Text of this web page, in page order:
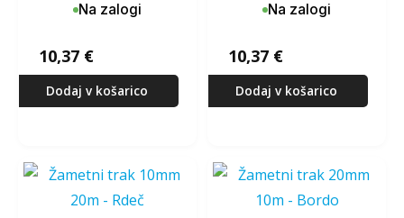
Na zalogi
10,37 €
Dodaj v košarico
Na zalogi
10,37 €
Dodaj v košarico